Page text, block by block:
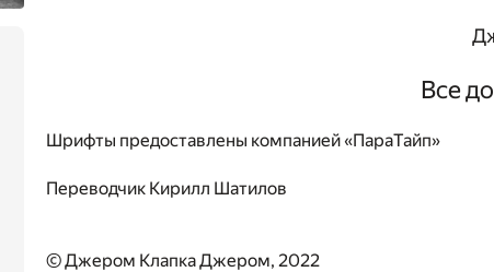
Все
Шрифты предоставлены компанией «ПараТайп»
Переводчик Кирилл Шатилов
© Джером Клапка Джером, 2022